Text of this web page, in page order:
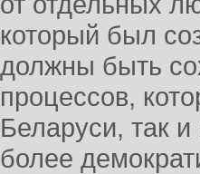
который был
должны быть
процессов,
Беларуси, так
более